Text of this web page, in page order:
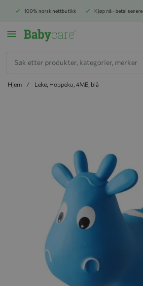
100% norsk nettbutikk Kjøp nå - betal senere
Hjem Leke, Hoppeku, 4ME, blå